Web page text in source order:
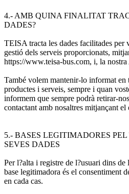
4.- AMB QUINA FINALITAT
DADES?
TEISA tracta les dades facilitades per
gestió dels serveis proporcionats,
https://www.teisa-bus.com, i, la nostra
També volem mantenir-lo informat en
productes i serveis, sempre i quan
informem que sempre podrà retirar-
contactant amb nosaltres mitjançant
5.- BASES LEGITIMADORES
SEVES DADES
Per l?alta i registre de l?usuari dins
base legitimadora és el consentiment
en cada cas.